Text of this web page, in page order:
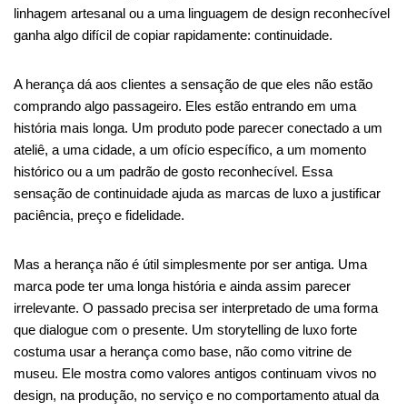
linhagem artesanal ou a uma linguagem de design reconhecível
ganha algo difícil de copiar rapidamente: continuidade.
A herança dá aos clientes a sensação de que eles não estão
comprando algo passageiro. Eles estão entrando em uma
história mais longa. Um produto pode parecer conectado a um
ateliê, a uma cidade, a um ofício específico, a um momento
histórico ou a um padrão de gosto reconhecível. Essa
sensação de continuidade ajuda as marcas de luxo a justificar
paciência, preço e fidelidade.
Mas a herança não é útil simplesmente por ser antiga. Uma
marca pode ter uma longa história e ainda assim parecer
irrelevante. O passado precisa ser interpretado de uma forma
que dialogue com o presente. Um storytelling de luxo forte
costuma usar a herança como base, não como vitrine de
museu. Ele mostra como valores antigos continuam vivos no
design, na produção, no serviço e no comportamento atual da